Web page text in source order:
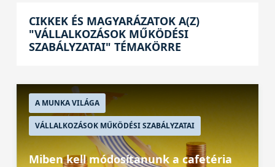
CIKKEK ÉS MAGYARÁZATOK A(Z)
"VÁLLALKOZÁSOK MŰKÖDÉSI
SZABÁLYZATAI" TÉMAKÖRRE
A MUNKA VILÁGA
VÁLLALKOZÁSOK MŰKÖDÉSI SZABÁLYZATAI
Miben kell módosítanunk a cafetéria